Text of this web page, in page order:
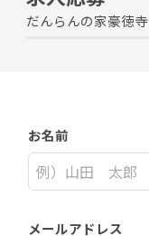
だんらんの家豪徳寺
お名前
メールアドレス